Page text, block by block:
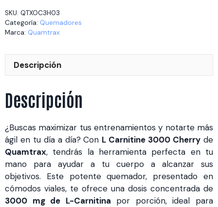
SKU: QTXOC3H03
Categoría: Quemadores
Marca: Quamtrax
Descripción
Descripción
¿Buscas maximizar tus entrenamientos y notarte más
ágil en tu día a día? Con L Carnitine 3000 Cherry de
Quamtrax, tendrás la herramienta perfecta en tu
mano para ayudar a tu cuerpo a alcanzar sus
objetivos. Este potente quemador, presentado en
cómodos viales, te ofrece una dosis concentrada de
3000 mg de L-Carnitina por porción, ideal para